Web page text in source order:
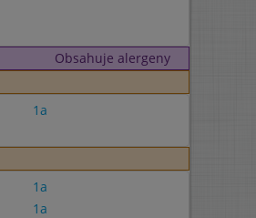
Obsahuje alergeny
1a
1a
1a